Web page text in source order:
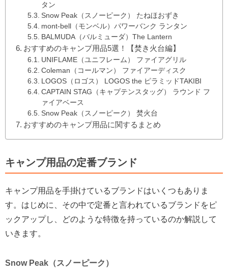
タン
Snow Peak（スノーピーク） たねほおずき
mont-bell（モンベル）パワーバンク ランタン
BALMUDA（バルミューダ）The Lantern
おすすめのキャンプ用品5選！【焚き火台編】
UNIFLAME（ユニフレーム） ファイアグリル
Coleman（コールマン） ファイアーディスク
LOGOS（ロゴス） LOGOS the ピラミッドTAKIBI
CAPTAIN STAG（キャプテンスタッグ） ラウンド フ
ァイアベース
Snow Peak（スノーピーク） 焚火台
おすすめのキャンプ用品に関するまとめ
キャンプ用品の定番ブランド
キャンプ用品を手掛けているブランドはいくつもありま
す。はじめに、その中で定番と言われているブランドをピ
ックアップし、どのような特徴を持っているのか解説して
いきます。
Snow Peak（スノーピーク）